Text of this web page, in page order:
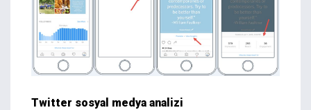
Twitter sosyal medya analizi